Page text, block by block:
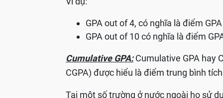
GPA out of 4, có nghĩa là điểm
GPA out of 10 có nghĩa là điểm
Cumulative GPA: Cumulative GPA hay
CGPA) được hiểu là điểm trung bình
Tại một số trường ở nước ngoài họ sử